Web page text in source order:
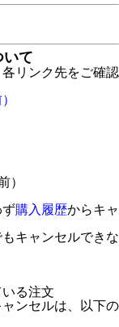
いて
リンク先をご確認
）
ず購入履歴からキャ
キャンセルできな
る注文
ンセルは、以下の